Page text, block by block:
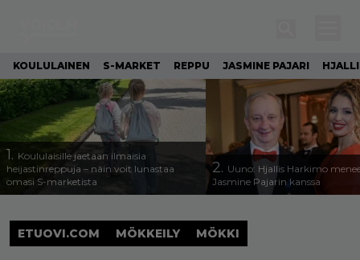
KOULULAINEN S-MARKET REPPU JASMINE PAJARI
1. Koululaisille jaetaan ilmaisia
heijastinreppuja – näin voit lunastaa
omasi S-marketista
2. Uuno: Hjallis Harkimo
Jasmine Pajarin kanssa
ETUOVI.COM MÖKKEILY MÖKKI